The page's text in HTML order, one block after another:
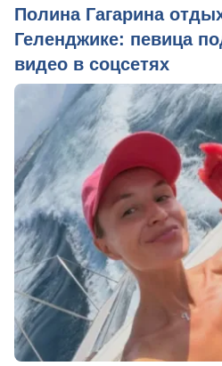
Полина Гагарина
Геленджике: певица
видео в соцсетях